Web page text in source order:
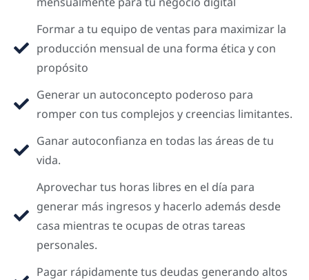
Formar a tu equipo de ventas para maximizar la
producción mensual de una forma ética y con
propósito
Generar un autoconcepto poderoso para
romper con tus complejos y creencias limitantes.
Ganar autoconfianza en todas las áreas de tu
vida.
Aprovechar tus horas libres en el día para
generar más ingresos y hacerlo además desde
casa mientras te ocupas de otras tareas
personales.
Pagar rápidamente tus deudas generando altos